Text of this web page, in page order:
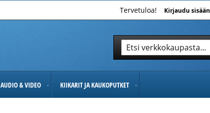
Tervetuloa! Kirjaudu sisään
Hae
AUDIO & VIDEO KIIKARIT JA KAUKOPUTKET